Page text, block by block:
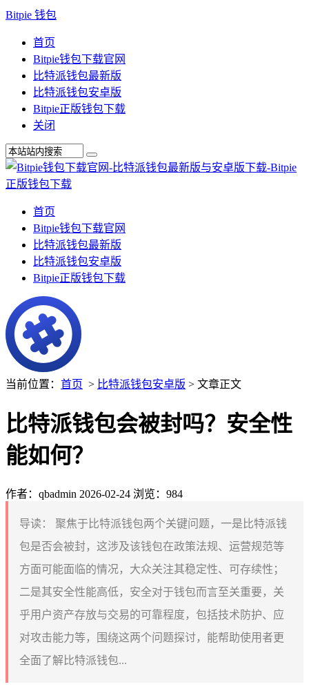
Bitpie 钱包
首页
Bitpie钱包下载官网
比特派钱包最新版
比特派钱包安卓版
Bitpie正版钱包下载
关闭
首页
Bitpie钱包下载官网
比特派钱包最新版
比特派钱包安卓版
Bitpie正版钱包下载
当前位置： 首页 > 比特派钱包安卓版 > 文章正文
比特派钱包会被封吗？安全性
能如何？
作者：qbadmin 2026-02-24 浏览：984
导读：
聚焦于比特派钱包两个关键问题，一是比特派钱
包是否会被封，这涉及该钱包在政策法规、运营规范等
方面可能面临的情况，大众关注其稳定性、可存续性；
二是其安全性能高低，安全对于钱包而言至关重要，关
乎用户资产存放与交易的可靠程度，包括技术防护、应
对攻击能力等，围绕这两个问题探讨，能帮助使用者更
全面了解比特派钱包...